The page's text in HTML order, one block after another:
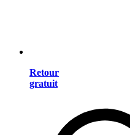
Retour
gratuit